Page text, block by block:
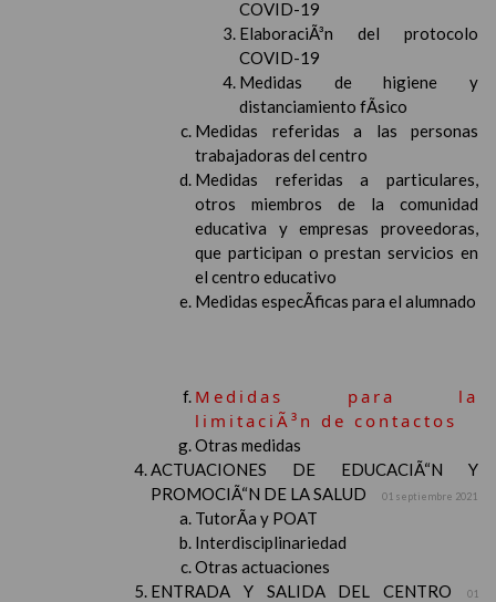
COVID-19
ElaboraciÃ³n del protocolo
COVID-19
Medidas de higiene y
distanciamiento fÃ­sico
Medidas referidas a las personas
trabajadoras del centro
Medidas referidas a particulares,
otros miembros de la comunidad
educativa y empresas proveedoras,
que participan o prestan servicios en
el centro educativo
Medidas especÃ­ficas para el alumnado
Medidas para la
limitaciÃ³n de contactos
Otras medidas
ACTUACIONES DE EDUCACIÃ“N Y
PROMOCIÃ“N DE LA SALUD
01 septiembre 2021
TutorÃ­a y POAT
Interdisciplinariedad
Otras actuaciones
ENTRADA Y SALIDA DEL CENTRO
01